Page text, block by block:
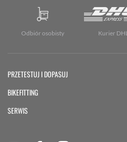
Odbiór osobisty Kurier DHL
PRZETESTUJ I DOPASUJ
BIKEFITTING
SERWIS